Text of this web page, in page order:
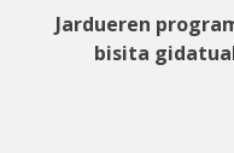
Jardueren
bisita